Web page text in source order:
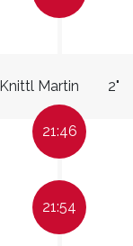
Knittl Martin 2"
21:46
21:54